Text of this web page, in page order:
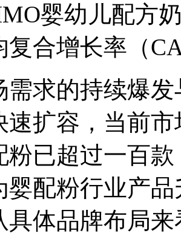
婴幼儿配方
复合增长率（
的持续爆发
速扩容，当前
粉已超过一百
婴配粉行业产
具体品牌布局